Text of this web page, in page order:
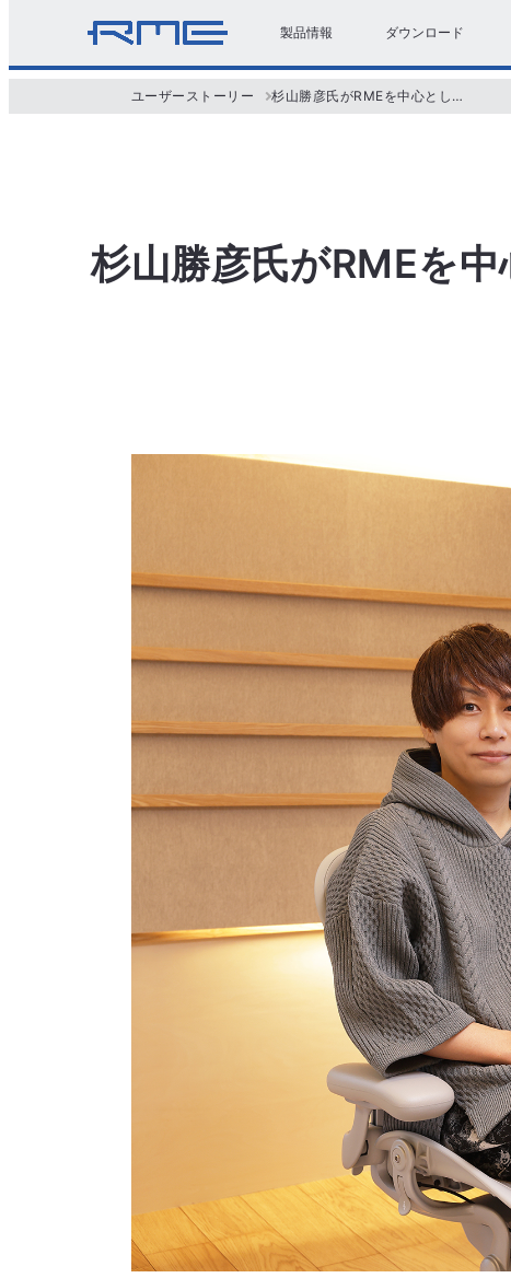
製品情報 ダウンロード
ユーザーストーリー 杉山勝彦氏がRMEを中心としたスタジオ・システムにこだわり続ける理由
杉山勝彦氏がRMEを